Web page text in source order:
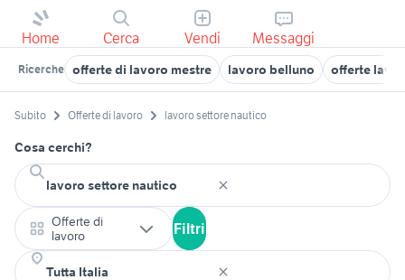
Home Cerca Vendi Messaggi
Ricerche offerte di lavoro mestre lavoro belluno offerte
Subito Offerte di lavoro lavoro settore nautico
Cosa cerchi?
Offerte di
lavoro
Filtri